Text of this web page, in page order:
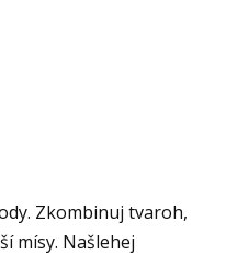
Zkombinuj tvaroh,
mísy. Našlehej